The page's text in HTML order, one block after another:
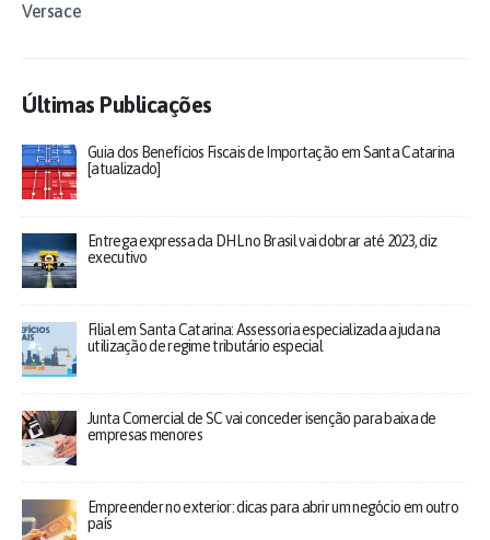
Versace
Últimas Publicações
Guia dos Benefícios Fiscais de Importação em Santa Catarina
[atualizado]
Entrega expressa da DHL no Brasil vai dobrar até 2023, diz
executivo
Filial em Santa Catarina: Assessoria especializada ajuda na
utilização de regime tributário especial
Junta Comercial de SC vai conceder isenção para baixa de
empresas menores
Empreender no exterior: dicas para abrir um negócio em outro
país